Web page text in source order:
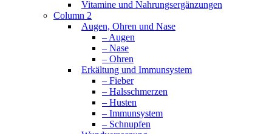
Vitamine und Nahrungsergänzungen
Column 2
Augen, Ohren und Nase
– Augen
– Nase
– Ohren
Erkältung und Immunsystem
– Fieber
– Halsschmerzen
– Husten
– Immunsystem
– Schnupfen